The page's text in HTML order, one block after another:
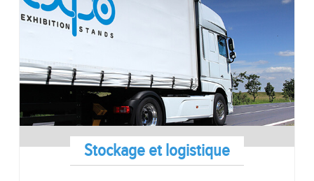
Stockage et logistique